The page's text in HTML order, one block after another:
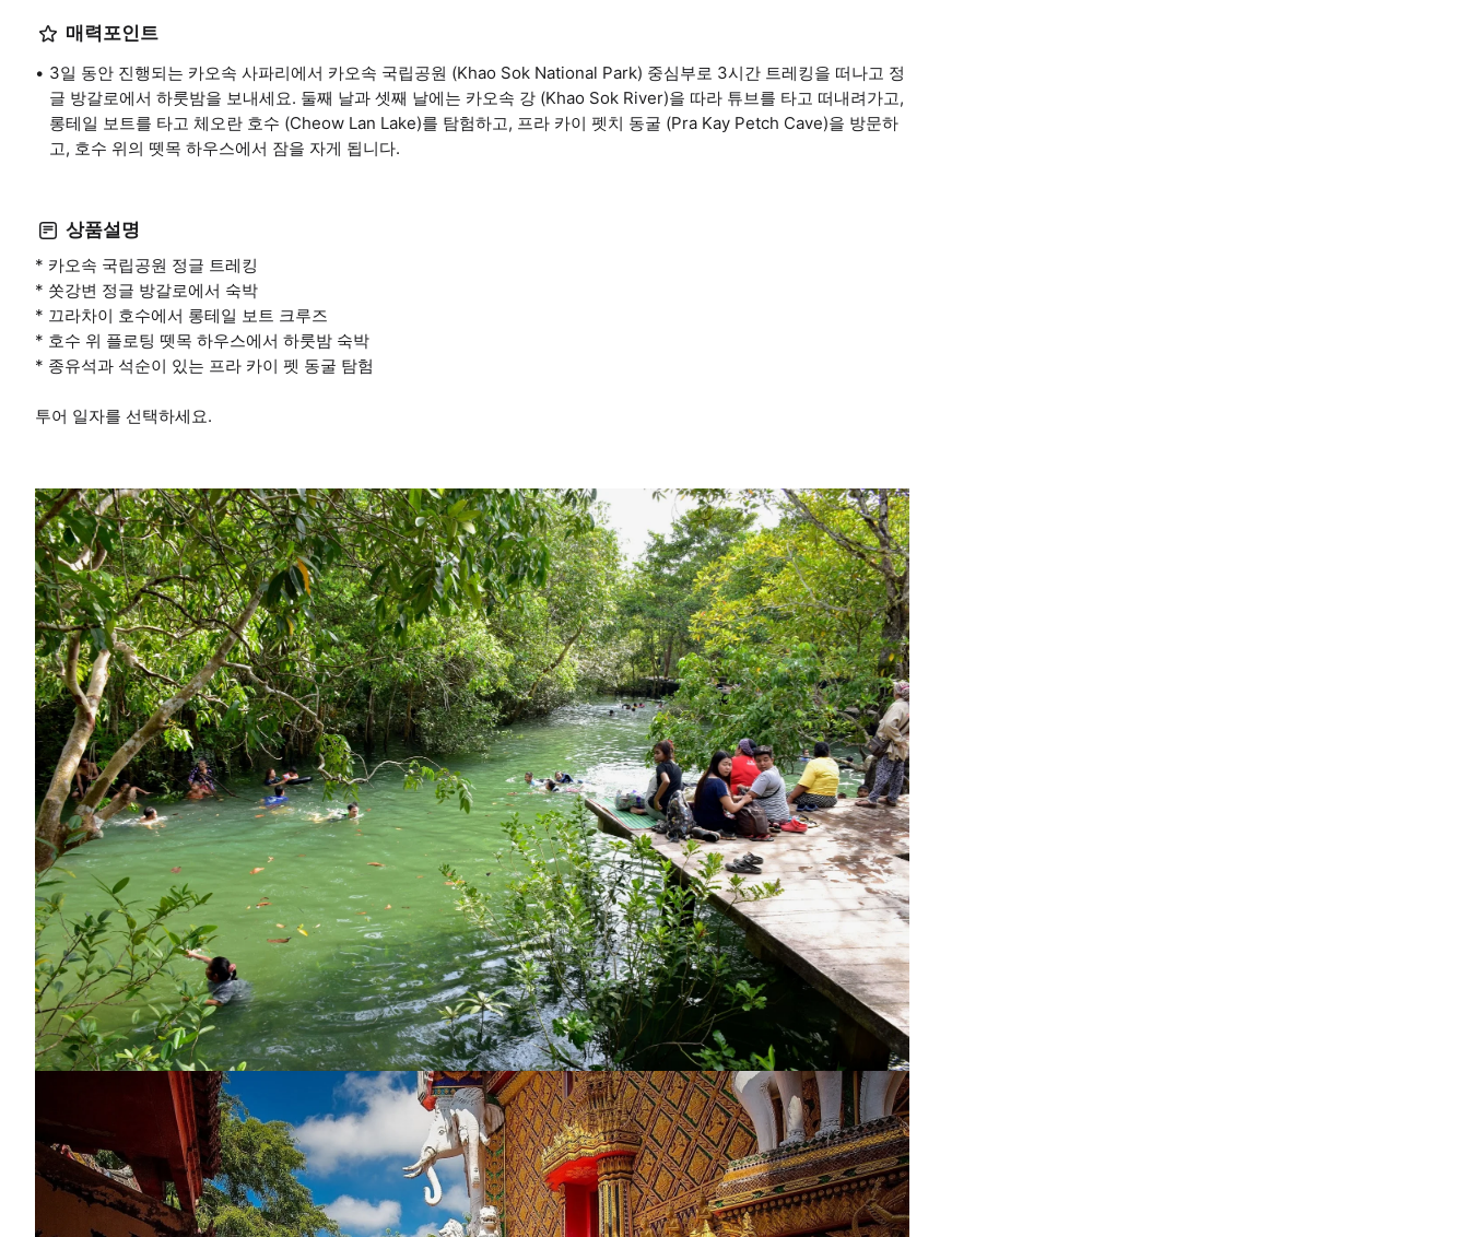
매력포인트
3일 동안 진행되는 카오속 사파리에서 카오속 국립공원 (Khao Sok National Park) 중심부로 3시간 트레킹을 떠나고 정
글 방갈로에서 하룻밤을 보내세요. 둘째 날과 셋째 날에는 카오속 강 (Khao Sok River)을 따라 튜브를 타고 떠내려가고,
롱테일 보트를 타고 체오란 호수 (Cheow Lan Lake)를 탐험하고, 프라 카이 펫치 동굴 (Pra Kay Petch Cave)을 방문하
고, 호수 위의 뗏목 하우스에서 잠을 자게 됩니다.
상품설명
* 카오속 국립공원 정글 트레킹
* 쏫강변 정글 방갈로에서 숙박
* 끄라차이 호수에서 롱테일 보트 크루즈
* 호수 위 플로팅 뗏목 하우스에서 하룻밤 숙박
* 종유석과 석순이 있는 프라 카이 펫 동굴 탐험
투어 일자를 선택하세요.